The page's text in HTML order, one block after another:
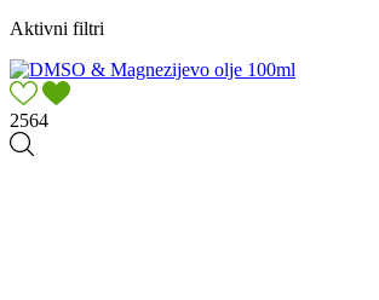
Aktivni filtri
2564